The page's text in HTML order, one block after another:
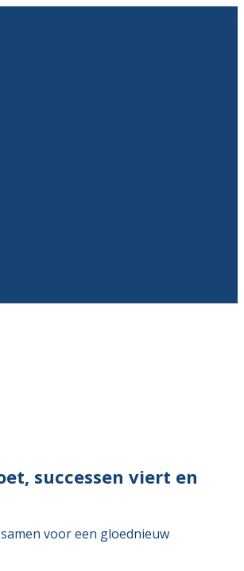
successen viert en
voor een gloednieuw